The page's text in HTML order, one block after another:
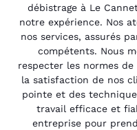
débistrage à Le
notre expérience. Nos
nos services, assurés
compétents. Nous
respecter les normes
la satisfaction de nos
pointe et des
travail efficace et
entreprise pour